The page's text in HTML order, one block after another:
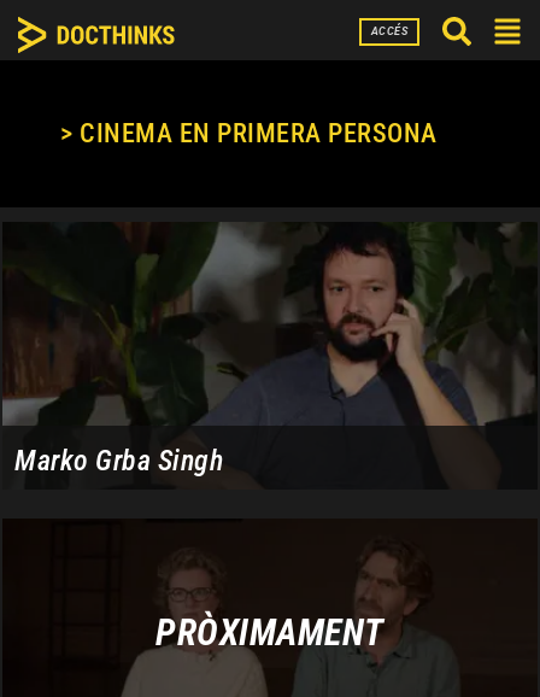
ACCÉS
> CINEMA EN PRIMERA PERSONA
Marko Grba Singh
PRÒXIMAMENT